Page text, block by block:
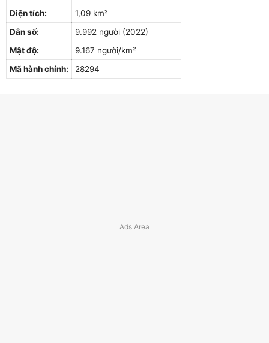
Diện tích:
1,09 km²
Dân số:
9.992 người (2022)
Mật độ:
9.167 người/km²
Mã hành chính:
28294